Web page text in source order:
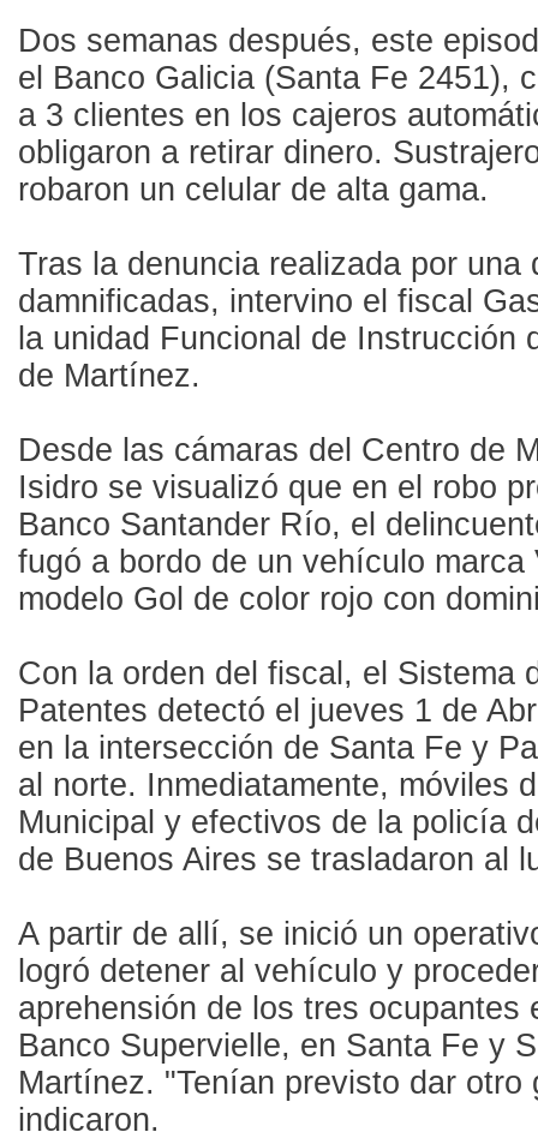
Dos semanas después, este
el Banco Galicia (Santa Fe 2451),
a 3 clientes en los cajeros
obligaron a retirar dinero.
robaron un celular de alta gama.
Tras la denuncia realizada por una
damnificadas, intervino el fiscal
la unidad Funcional de Instrucción
de Martínez.
Desde las cámaras del Centro de
Isidro se visualizó que en el robo
Banco Santander Río, el
fugó a bordo de un vehículo marca
modelo Gol de color rojo con
Con la orden del fiscal, el Sistema
Patentes detectó el jueves 1 de
en la intersección de Santa Fe y
al norte. Inmediatamente, móviles
Municipal y efectivos de la policía
de Buenos Aires se trasladaron al
A partir de allí, se inició un
logró detener al vehículo y
aprehensión de los tres ocupantes
Banco Supervielle, en Santa Fe y
Martínez. "Tenían previsto dar otro
indicaron.